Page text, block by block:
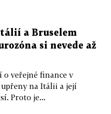
a Bruselem
si nevede až
o veřejné finance v
upřeny na Itálii a její
Proto je...